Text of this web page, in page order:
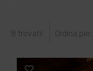
8 trovati! Ordina per: